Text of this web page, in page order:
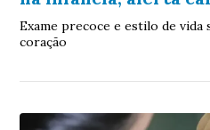
Exame precoce e estilo de vida
coração